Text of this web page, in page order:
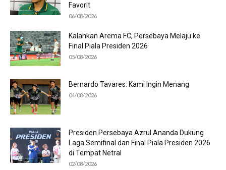
Favorit
06/08/2026
Kalahkan Arema FC, Persebaya Melaju ke
Final Piala Presiden 2026
05/08/2026
Bernardo Tavares: Kami Ingin Menang
04/08/2026
Presiden Persebaya Azrul Ananda Dukung
Laga Semifinal dan Final Piala Presiden 2026
di Tempat Netral
02/08/2026